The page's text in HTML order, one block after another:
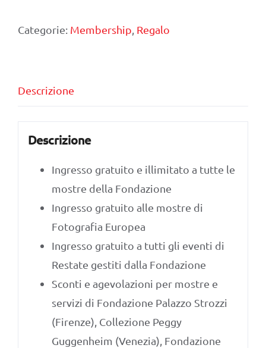
regalare)
Categorie: Membership Regalo
Descrizione
Descrizione
Ingresso gratuito e illimitato a tutte le
mostre della Fondazione
Ingresso gratuito alle mostre di
Fotografia Europea
Ingresso gratuito a tutti gli eventi di
Restate gestiti dalla Fondazione
Sconti e agevolazioni per mostre e
servizi di Fondazione Palazzo Strozzi
(Firenze), Collezione Peggy
Guggenheim (Venezia), Fondazione